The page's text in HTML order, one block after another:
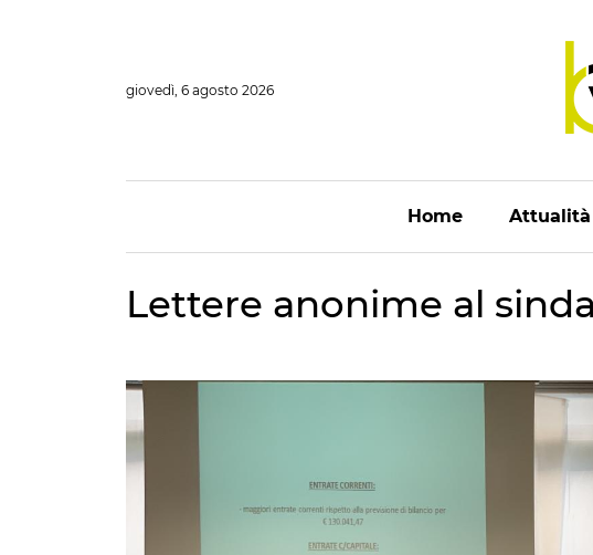
giovedì, 6 agosto 2026
Home Attualità
Lettere anonime al